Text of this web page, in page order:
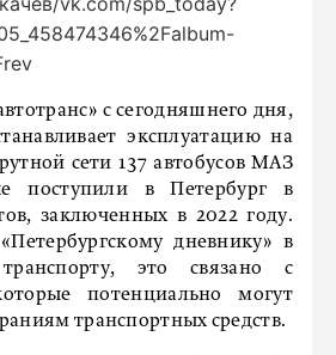
с сегодняшнего дня,
эксплуатацию на
сети 137 автобусов МАЗ
поступили в Петербург в
заключенных в 2022 году.
дневнику» в
это связано с
потенциально могут
транспортных средств.